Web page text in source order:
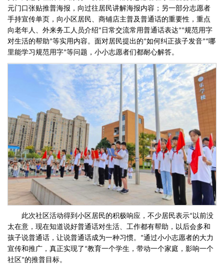
元门口张贴推普海报，向过往居民讲解海报内容；另一部分志愿者
手持宣传单页，向小区居民、商铺店主普及普通话的重要性，重点
向老年人、外来务工人员介绍“ 日常交流常用普通话表达”“规范用字
对生活的帮助”等实用内容。面对居民提出的“如何纠正孩子发音”“哪
里能学习规范用字”等问题， 小小志愿者们都耐心解答。
此次社区活动得到小区居民的积极响应，不少居民表示“以前没
太在意，现在知道说好普通话对生活、工作都有帮助，以后会多和
孩子说普通话 ， 让说普通话成为一种习惯。 ”通过小小志愿者的大力
宣传和推广， 真正实现了 “教育一个学生，带动一个家庭，影响一个
社区 ”的推普目标。